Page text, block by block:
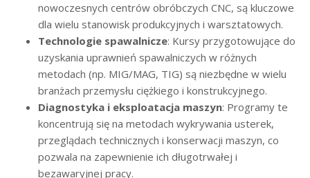
nowoczesnych centrów obróbczych CNC, są kluczowe
dla wielu stanowisk produkcyjnych i warsztatowych.
Technologie spawalnicze: Kursy przygotowujące do
uzyskania uprawnień spawalniczych w różnych
metodach (np. MIG/MAG, TIG) są niezbędne w wielu
branżach przemysłu ciężkiego i konstrukcyjnego.
Diagnostyka i eksploatacja maszyn: Programy te
koncentrują się na metodach wykrywania usterek,
przeglądach technicznych i konserwacji maszyn, co
pozwala na zapewnienie ich długotrwałej i
bezawaryjnej pracy.